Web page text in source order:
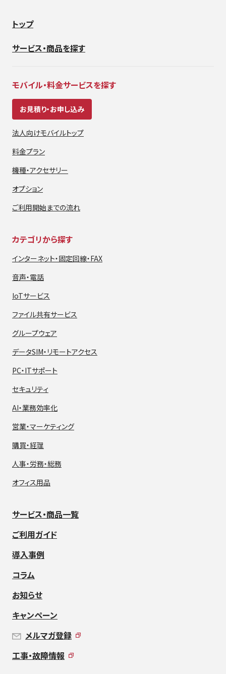
トップ
サービス・商品を探す
モバイル・料金サービスを探す
お見積り・お申し込み
法人向けモバイルトップ
料金プラン
機種・アクセサリー
オプション
ご利用開始までの流れ
カテゴリから探す
インターネット・固定回線・FAX
音声・電話
IoTサービス
ファイル共有サービス
グループウェア
データSIM・ リモートアクセス
PC・ITサポート
セキュリティ
AI・業務効率化
営業・マーケティング
購買・経理
人事・労務・総務
オフィス用品
サービス・商品一覧
ご利用ガイド
導入事例
コラム
お知らせ
キャンペーン
メルマガ登録
工事・故障情報